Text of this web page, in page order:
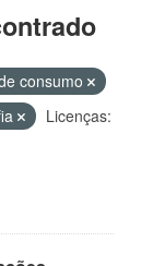
consumo
Licenças: